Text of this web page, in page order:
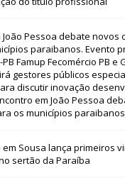
João Pessoa debate novos
paraibanos. Evento
Famup Fecomércio PB e
gestores públicos
discutir inovação
em João Pessoa
os municípios paraibanos
em Sousa lança primeiros
sertão da Paraíba